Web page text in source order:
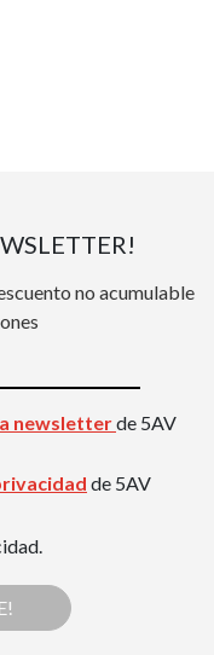
no acumulable
newsletterde 5AV
de 5AV